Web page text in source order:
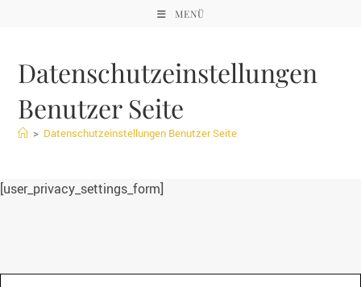
MENÜ
Datenschutzeinstellungen
Benutzer Seite
> Datenschutzeinstellungen Benutzer Seite
[user_privacy_settings_form]